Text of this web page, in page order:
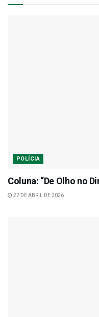
POLÍCIA
Coluna: “De Olho no
22 DE ABRIL DE 2026